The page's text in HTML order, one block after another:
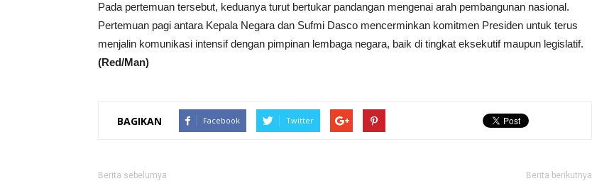
Pada pertemuan tersebut, keduanya turut bertukar pandangan mengenai arah pembangunan nasional.
Pertemuan pagi antara Kepala Negara dan Sufmi Dasco mencerminkan komitmen Presiden untuk terus
menjalin komunikasi intensif dengan pimpinan lembaga negara, baik di tingkat eksekutif maupun legislatif.
(Red/Man)
BAGIKAN Facebook Twitter
Berita sebelumya Berita berikutnya